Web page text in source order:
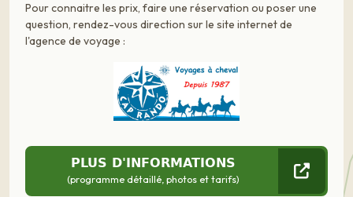
Pour connaitre les prix, faire une réservation ou poser une
question, rendez-vous direction sur le site internet de
l'agence de voyage :
PLUS D'INFORMATIONS
(programme détaillé, photos et tarifs)